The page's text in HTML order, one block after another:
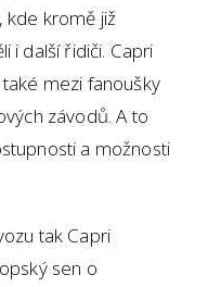
kde kromě již
i další řidiči. Capri
mezi fanoušky
závodů. A to
a možnosti
tak Capri
sen o